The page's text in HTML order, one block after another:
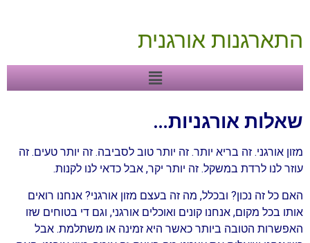
התארגנות אורגנית
שאלות אורגניות…
מזון אורגני. זה בריא יותר. זה יותר טוב לסביבה. זה יותר טעים. זה
עוזר לנו לרדת במשקל. זה יותר יקר, אבל כדאי לנו לקנות.
האם כל זה נכון? ובכלל, מה זה בעצם מזון אורגני? אנחנו רואים
אותו בכל מקום, אנחנו קונים ואוכלים אורגני, וגם די בטוחים שזו
האפשרות הטובה ביותר כאשר היא זמינה או משתלמת. אבל